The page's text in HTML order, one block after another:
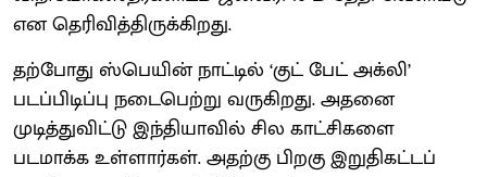
என தெரிவித்திருக்கிறது.
தற்போது ஸ்பெயின் நாட்டில் ‘குட் பேட் அக்லி’
படப்பிடிப்பு நடைபெற்று வருகிறது. அதனை
முடித்துவிட்டு இந்தியாவில் சில காட்சிகளை
படமாக்க உள்ளார்கள். அதற்கு பிறகு இறுதிகட்டப்